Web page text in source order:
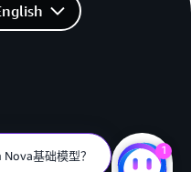
基础模型？ 1